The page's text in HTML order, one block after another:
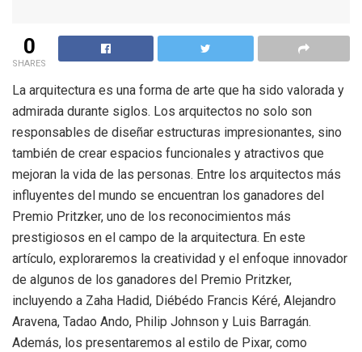
0
SHARES
La arquitectura es una forma de arte que ha sido valorada y
admirada durante siglos. Los arquitectos no solo son
responsables de diseñar estructuras impresionantes, sino
también de crear espacios funcionales y atractivos que
mejoran la vida de las personas. Entre los arquitectos más
influyentes del mundo se encuentran los ganadores del
Premio Pritzker, uno de los reconocimientos más
prestigiosos en el campo de la arquitectura. En este
artículo, exploraremos la creatividad y el enfoque innovador
de algunos de los ganadores del Premio Pritzker,
incluyendo a Zaha Hadid, Diébédo Francis Kéré, Alejandro
Aravena, Tadao Ando, Philip Johnson y Luis Barragán.
Además, los presentaremos al estilo de Pixar, como